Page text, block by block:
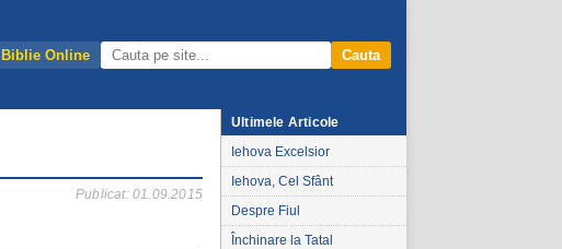
Biblie Online Cauta
Publicat: 01.09.2015
Ultimele Articole
Iehova Excelsior
Iehova, Cel Sfânt
Despre Fiul
Închinare la Tatal